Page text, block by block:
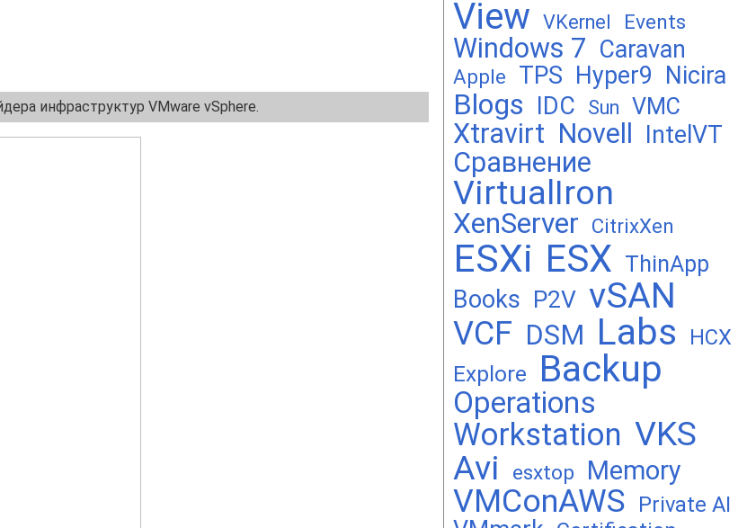
инфраструктур VMware vSphere.
View VKernel Events
Windows 7 Caravan
Apple TPS Hyper9 Nicira
Blogs IDC Sun VMC
Xtravirt Novell IntelVT
Сравнение
VirtualIron
XenServer CitrixXen
ESXi ESX ThinApp
Books P2V vSAN
VCF DSM Labs HCX
Explore Backup
Operations
Workstation VKS
Avi
esxtop Memory
VMConAWS Private AI